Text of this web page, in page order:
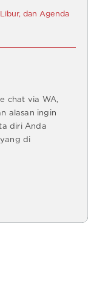
dan Agenda
chat via WA,
alasan ingin
diri Anda
di